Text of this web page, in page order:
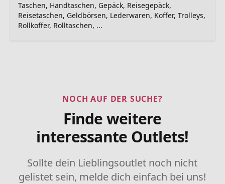
Taschen, Handtaschen, Gepäck, Reisegepäck,
Reisetaschen, Geldbörsen, Lederwaren, Koffer, Trolleys,
Rollkoffer, Rolltaschen, ...
NOCH AUF DER SUCHE?
Finde weitere
interessante Outlets!
Sollte dein Lieblingsoutlet noch nicht
gelistet sein, melde dich einfach bei uns!